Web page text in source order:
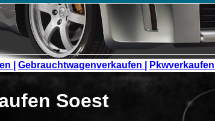
| Gebrauchtwagenverkaufen | Pkwverkaufen |
Soest